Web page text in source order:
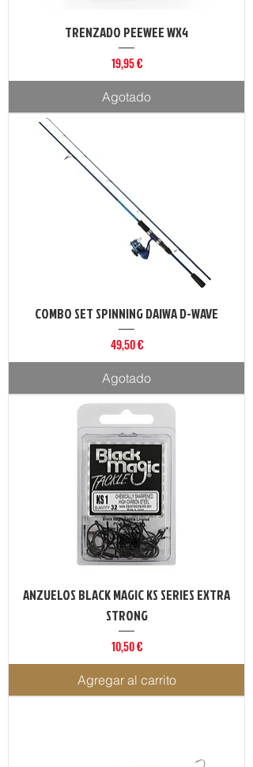
TRENZADO PEEWEE WX4
Precio
19,95 €
Agotado
COMBO SET SPINNING DAIWA D-WAVE
Precio
49,50 €
Agotado
ANZUELOS BLACK MAGIC KS SERIES EXTRA
STRONG
Precio
10,50 €
Agregar al carrito